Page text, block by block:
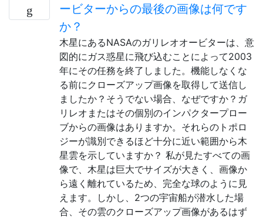
ービターからの最後の画像は何です
か？
木星にあるNASAのガリレオオービターは、意
図的にガス惑星に飛び込むことによって2003
年にその任務を終了しました。機能しなくな
る前にクローズアップ画像を取得して送信し
ましたか？そうでない場合、なぜですか？ガ
リレオまたはその個別のインパクタープロー
ブからの画像はありますか。それらのトポロ
ジーが識別できるほど十分に近い範囲から木
星雲を示していますか？ 私が見たすべての画
像で、木星は巨大でサイズが大きく、画像か
ら遠く離れているため、完全な球のように見
えます。しかし、2つの宇宙船が潜水した場
合、その雲のクローズアップ画像があるはず